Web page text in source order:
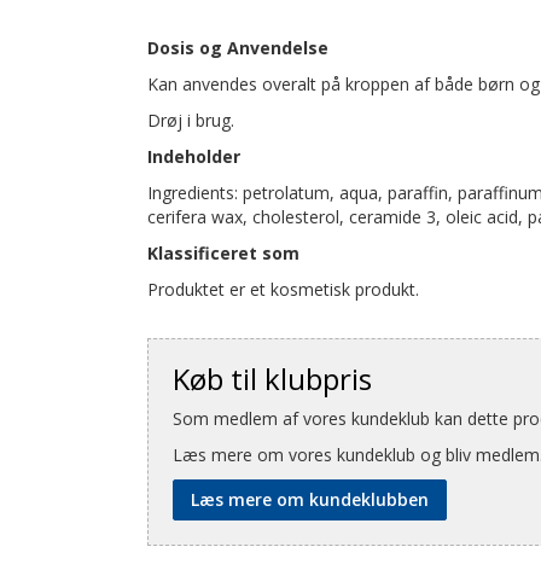
Dosis og Anvendelse
Kan anvendes overalt på kroppen af både børn
Drøj i brug.
Indeholder
Ingredients: petrolatum, aqua, paraffin,
cerifera wax, cholesterol, ceramide 3, oleic acid,
Klassificeret som
Produktet er et kosmetisk produkt.
Køb til klubpris
Som medlem af vores kundeklub kan dette
Læs mere om vores kundeklub og bliv medlem.
Læs mere om kundeklubben